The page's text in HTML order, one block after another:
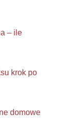
– ile
krok po
domowe